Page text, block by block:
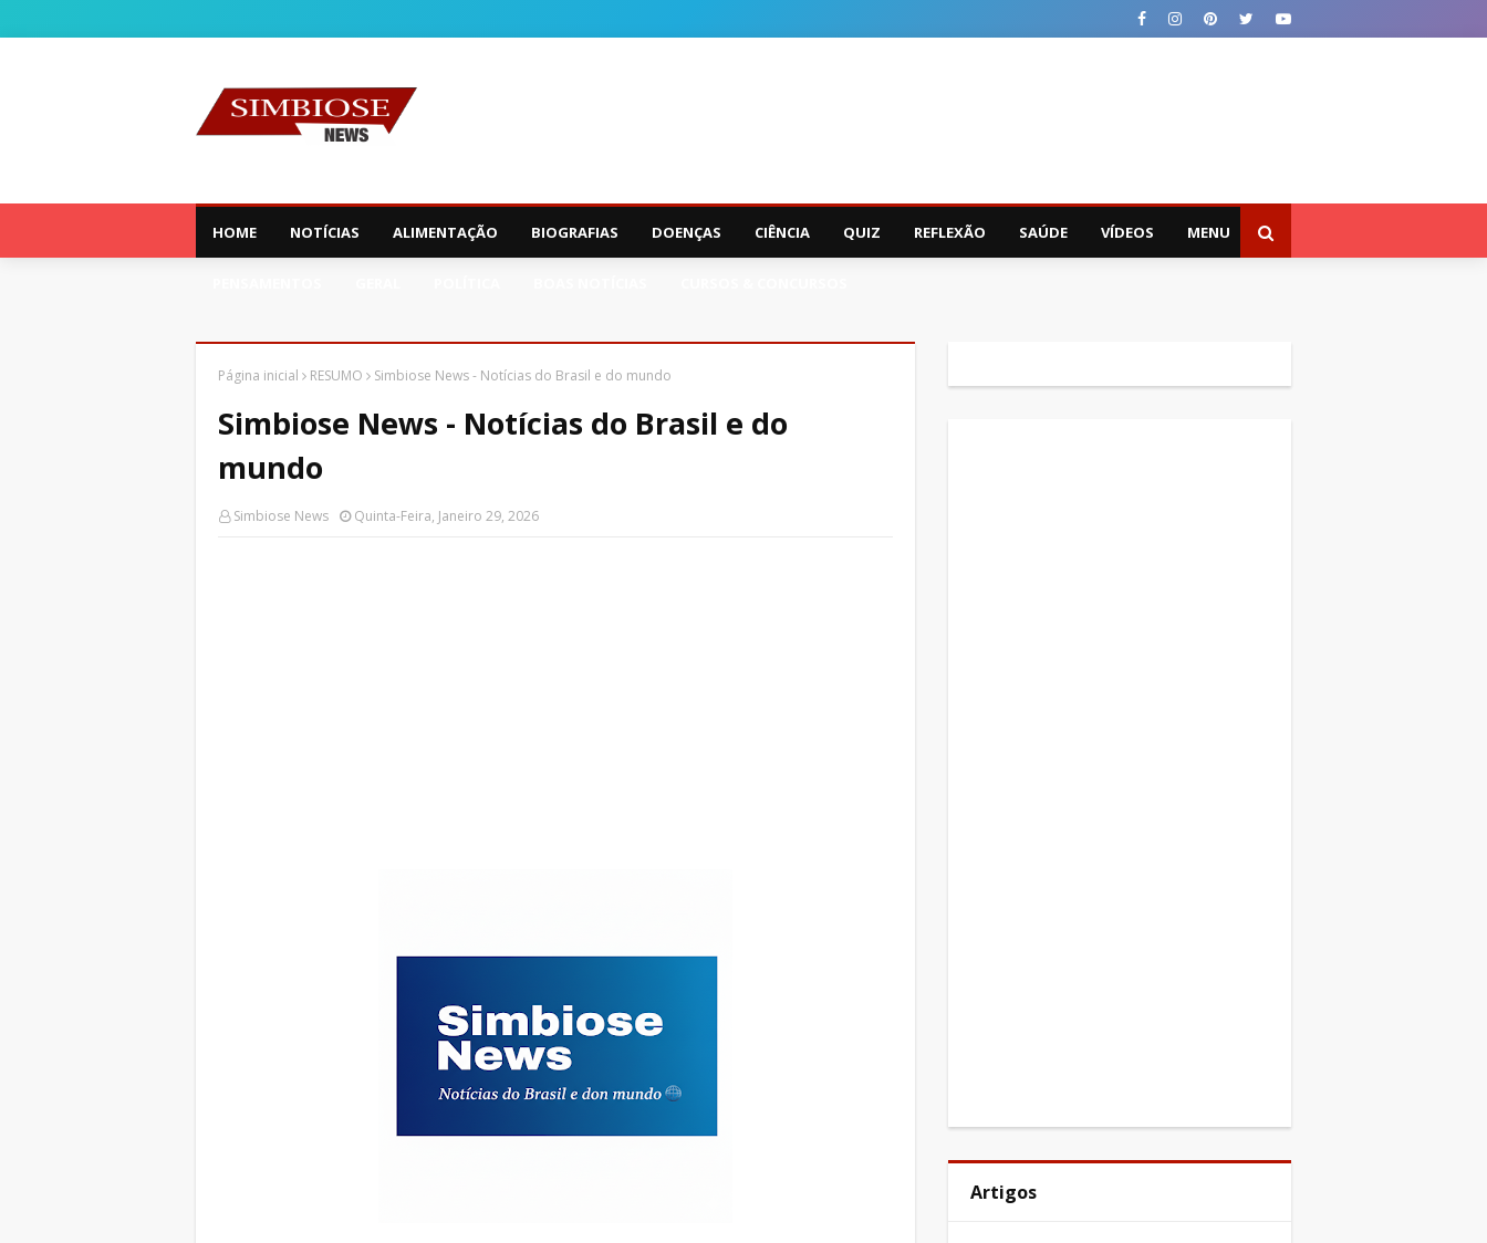
HOME NOTÍCIAS ALIMENTAÇÃO BIOGRAFIAS DOENÇAS CIÊNCIA QUIZ REFLEXÃO SAÚDE VÍDEOS MENU
Página inicial RESUMO Simbiose News - Notícias do Brasil e do mundo
Simbiose News - Notícias do Brasil e do
mundo
Simbiose News Quinta-Feira, Janeiro 29, 2026
Artigos